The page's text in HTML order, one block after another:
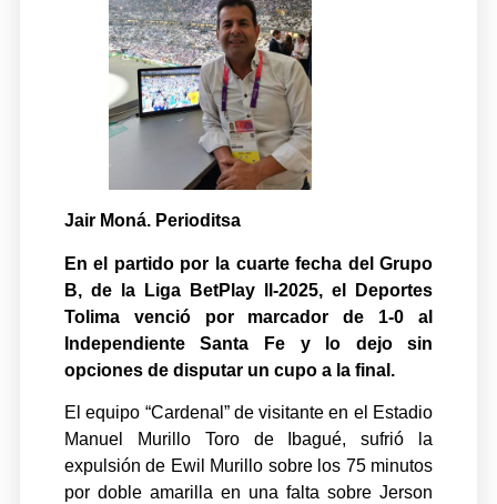
Jair Moná. Perioditsa
En el partido por la cuarte fecha del Grupo
B, de la Liga BetPlay ll-2025, el Deportes
Tolima venció por marcador de 1-0 al
Independiente Santa Fe y lo dejo sin
opciones de disputar un cupo a la final.
El equipo “Cardenal” de visitante en el Estadio
Manuel Murillo Toro de Ibagué, sufrió la
expulsión de Ewil Murillo sobre los 75 minutos
por doble amarilla en una falta sobre Jerson